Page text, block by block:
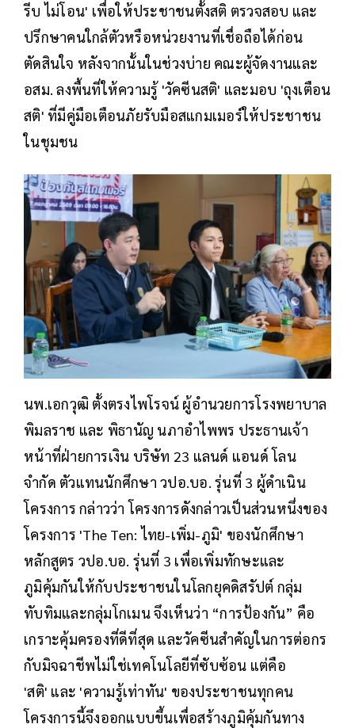
รีบ ไม่โอน' เพื่อให้ประชาชนตั้งสติ ตรวจสอบ และ
ปรึกษาคนใกล้ตัวหรือหน่วยงานที่เชื่อถือได้ก่อน
ตัดสินใจ หลังจากนั้นในช่วงบ่าย คณะผู้จัดงานและ
อสม. ลงพื้นที่ให้ความรู้ 'วัคซีนสติ' และมอบ 'ถุงเตือน
สติ' ที่มีคู่มือเตือนภัยรับมือสแกมเมอร์ให้ประชาชน
ในชุมชน
นพ.เอกวุฒิ ตั้งตรงไพโรจน์ ผู้อำนวยการโรงพยาบาล
พิมลราช และ พิธานัญ นภาอำไพพร ประธานเจ้า
หน้าที่ฝ่ายการเงิน บริษัท 23 แลนด์ แอนด์ โลน
จำกัด ตัวแทนนักศึกษา วปอ.บอ. รุ่นที่ 3 ผู้ดำเนิน
โครงการ กล่าวว่า โครงการดังกล่าวเป็นส่วนหนึ่งของ
โครงการ 'The Ten: ไทย-เพิ่ม-ภูมิ' ของนักศึกษา
หลักสูตร วปอ.บอ. รุ่นที่ 3 เพื่อเพิ่มทักษะและ
ภูมิคุ้มกันให้กับประชาชนในโลกยุคดิสรัปต์ กลุ่ม
ทับทิมและกลุ่มโกเมน จึงเห็นว่า “การป้องกัน” คือ
เกราะคุ้มครองที่ดีที่สุด และวัคซีนสำคัญในการต่อกร
กับมิจฉาชีพไม่ใช่เทคโนโลยีที่ซับซ้อน แต่คือ
'สติ' และ 'ความรู้เท่าทัน' ของประชาชนทุกคน
โครงการนี้จึงออกแบบขึ้นเพื่อสร้างภูมิคุ้มกันทาง